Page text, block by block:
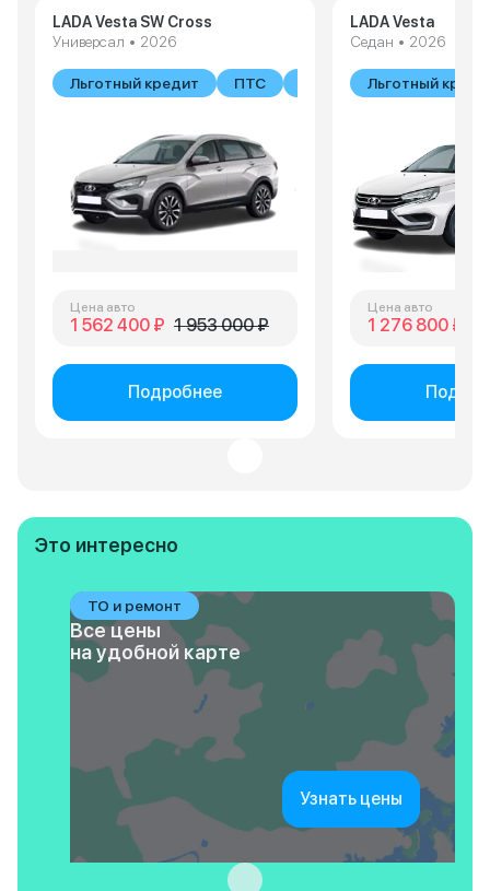
LADA Vesta SW Cross
Универсал • 2026
Льготный кредит ПТС В наличии
Цена авто
1 562 400 ₽ 1 953 000 ₽
Подробнее
LADA Vesta
Седан • 2026
Льготный
Цена авто
1 276 800 ₽
Это интересно
ТО и ремонт
Все цены
на удобной карте
Узнать цены